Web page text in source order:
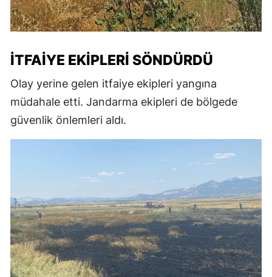
İTFAIYE EKIPLERI SÖNDÜRDÜ
Olay yerine gelen itfaiye ekipleri yangına
müdahale etti. Jandarma ekipleri de bölgede
güvenlik önlemleri aldı.